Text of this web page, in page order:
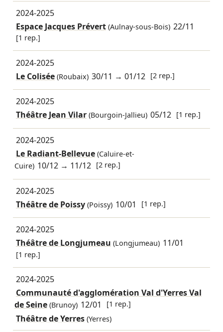
2024-2025
Espace Jacques Prévert(Aulnay-sous-Bois) 22/11
[1 rep.]
2024-2025
Le Colisée(Roubaix) 30/11 →01/12 [2 rep.]
2024-2025
Théâtre Jean Vilar(Bourgoin-Jallieu) 05/12 [1 rep.]
2024-2025
Le Radiant-Bellevue(Caluire-et-
Cuire) 10/12 → 11/12 [2 rep.]
2024-2025
Théâtre de Poissy(Poissy) 10/01 [1 rep.]
2024-2025
Théâtre de Longjumeau (Longjumeau) 11/01
[1 rep.]
2024-2025
Communauté d'agglomération Val d'Yerres Val
de Seine(Brunoy) 12/01 [1 rep.]
Théâtre de Yerres (Yerres)